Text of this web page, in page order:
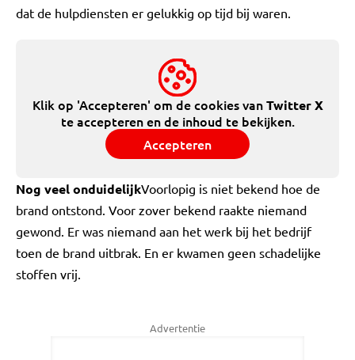
dat de hulpdiensten er gelukkig op tijd bij waren.
Klik op 'Accepteren' om de cookies vanTwitter X
te accepteren en de inhoud te bekijken.
Accepteren
Nog veel onduidelijkVoorlopig is niet bekend hoe de
brand ontstond. Voor zover bekend raakte niemand
gewond. Er was niemand aan het werk bij het bedrijf
toen de brand uitbrak. En er kwamen geen schadelijke
stoffen vrij.
Advertentie